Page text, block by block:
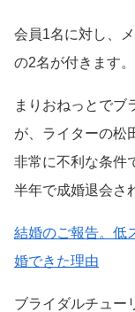
会員1名に対し、
の2名が付きます。
まりおねっとでブ
が、ライターの松
非常に不利な条件
半年で成婚退会さ
結婚のご報告。低
婚できた理由
ブライダルチュー